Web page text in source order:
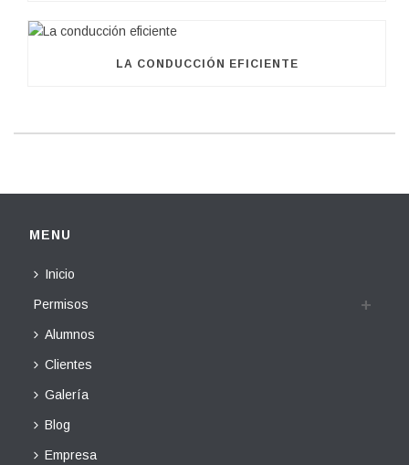
LA CONDUCCIÓN EFICIENTE
MENU
Inicio
Permisos
Alumnos
Clientes
Galería
Blog
Empresa